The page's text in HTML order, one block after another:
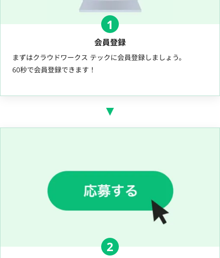
1
会員登録
まずはクラウドワークス テックに会員登録しましょう。
60秒で会員登録できます！
2